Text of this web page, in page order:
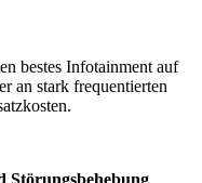
bestes Infotainment auf
an stark frequentierten
Störungsbehebung